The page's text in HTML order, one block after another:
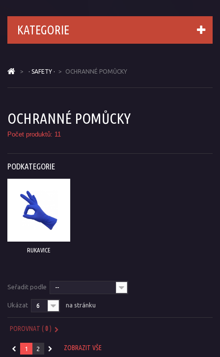
KATEGORIE
> · SAFETY · > OCHRANNÉ POMŮCKY
OCHRANNÉ POMŮCKY
Počet produktů: 11
PODKATEGORIE
RUKAVICE
Seřadit podle --
Ukázat 6 na stránku
POROVNAT (0)
ZOBRAZIT VŠE
1 2